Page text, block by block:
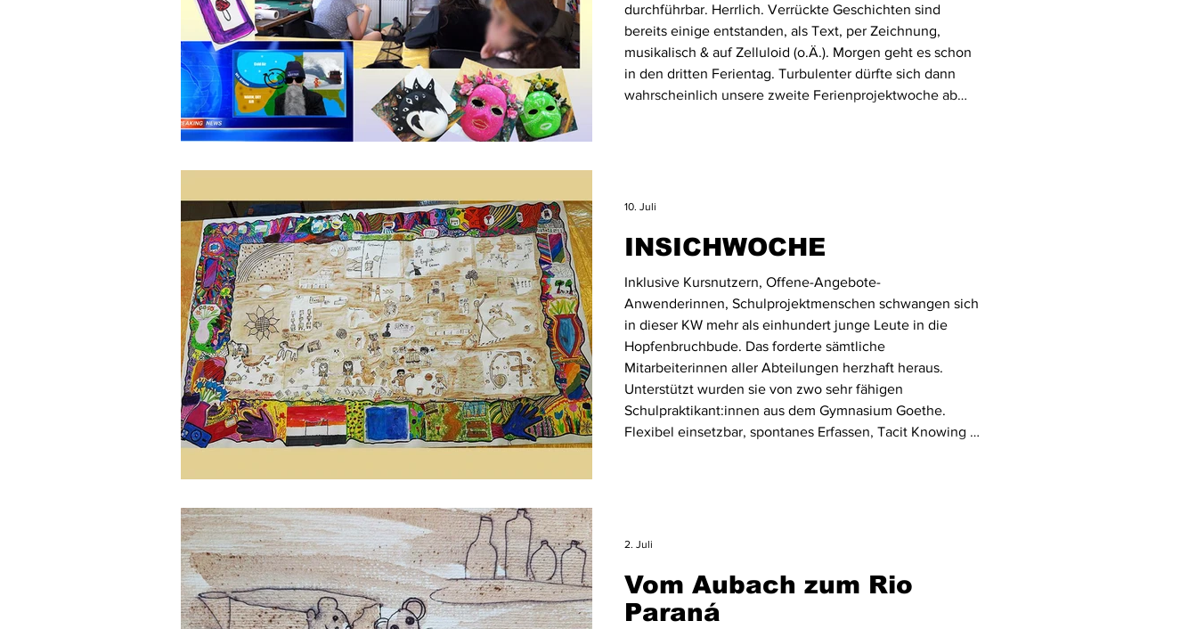
durchführbar. Herrlich. Verrückte Geschichten sind
bereits einige entstanden, als Text, per Zeichnung,
musikalisch & auf Zelluloid (o.Ä.). Morgen geht es schon
in den dritten Ferientag. Turbulenter dürfte sich dann
wahrscheinlich unsere zweite Ferienprojektwoche ab
INSICHWOCHE
Inklusive Kursnutzern, Offene-Angebote-
Anwenderinnen, Schulprojektmenschen schwangen sich
in dieser KW mehr als einhundert junge Leute in die
Hopfenbruchbude. Das forderte sämtliche
Mitarbeiterinnen aller Abteilungen herzhaft heraus.
Unterstützt wurden sie von zwo sehr fähigen
Schulpraktikant:innen aus dem Gymnasium Goethe.
Flexibel einsetzbar, spontanes Erfassen, Tacit Knowing –
10. Juli
Vom Aubach zum Rio
Paraná
2. Juli